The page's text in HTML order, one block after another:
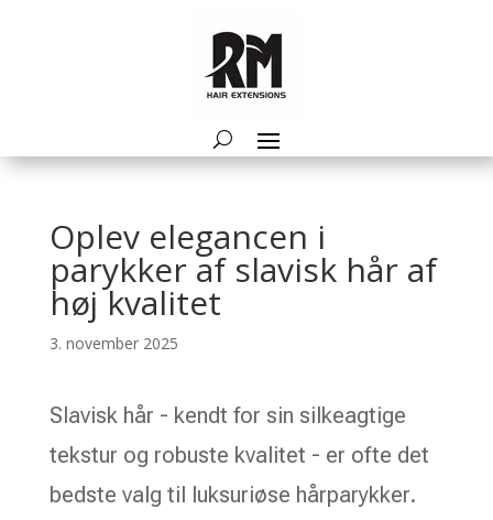
Oplev elegancen i
parykker af slavisk hår af
høj kvalitet
3. november 2025
Slavisk hår - kendt for sin silkeagtige
tekstur og robuste kvalitet - er ofte det
bedste valg til luksuriøse hårparykker.